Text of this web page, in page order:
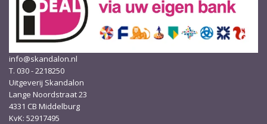
info@skandalon.nl
T. 030 - 2218250
Uitgeverij Skandalon
Lange Noordstraat 23
4331 CB Middelburg
KvK: 52917495